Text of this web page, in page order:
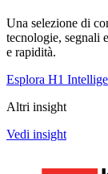
Una selezione di
tecnologie, segnali
e rapidità.
Esplora H1
Altri insight
Vedi insight